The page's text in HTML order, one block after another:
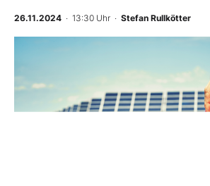
BO-Musterdepots
Mein B:O
26.11.2024 · 13:30 Uhr · Stefan Rullkötter